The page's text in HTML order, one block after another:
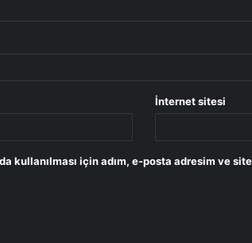
İnternet sitesi
kullanılması için adım, e-posta adresim ve